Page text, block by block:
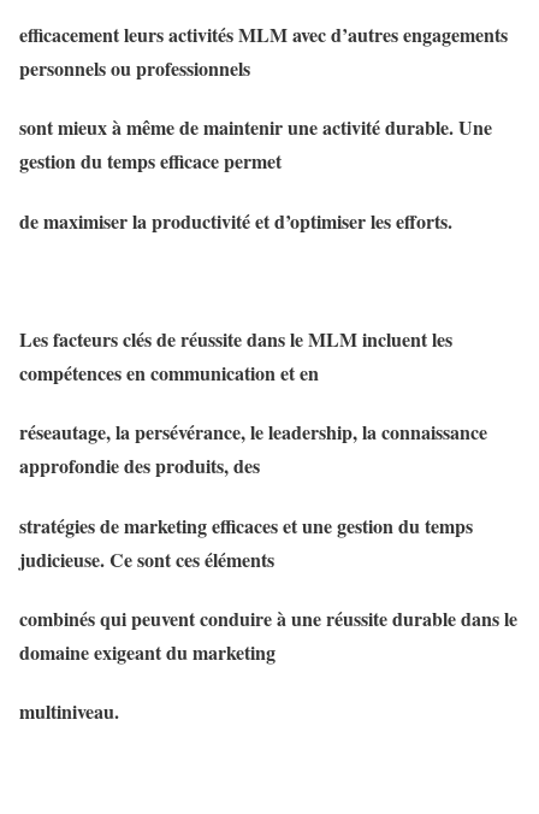
efficacement leurs activités MLM avec d’autres engagements
personnels ou professionnels
sont mieux à même de maintenir une activité durable. Une
gestion du temps efficace permet
de maximiser la productivité et d’optimiser les efforts.
Les facteurs clés de réussite dans le MLM incluent les
compétences en communication et en
réseautage, la persévérance, le leadership, la connaissance
approfondie des produits, des
stratégies de marketing efficaces et une gestion du temps
judicieuse. Ce sont ces éléments
combinés qui peuvent conduire à une réussite durable dans le
domaine exigeant du marketing
multiniveau.